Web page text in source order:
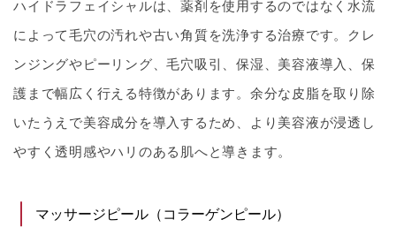
ハイドラフェイシャルは、薬剤を使用するのではなく水流
によって毛穴の汚れや古い角質を洗浄する治療です。クレ
ンジングやピーリング、毛穴吸引、保湿、美容液導入、保
護まで幅広く行える特徴があります。余分な皮脂を取り除
いたうえで美容成分を導入するため、より美容液が浸透し
やすく透明感やハリのある肌へと導きます。
マッサージピール（コラーゲンピール）